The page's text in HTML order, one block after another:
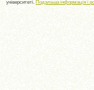
університеті. Подальша інформація і